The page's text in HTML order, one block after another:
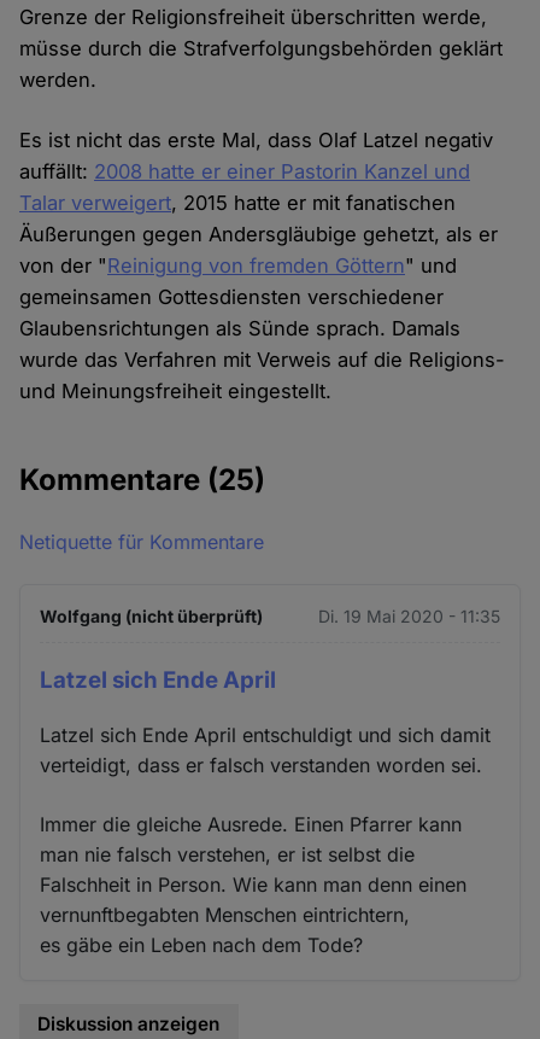
Grenze der Religionsfreiheit überschritten werde,
müsse durch die Strafverfolgungsbehörden geklärt
werden.
Es ist nicht das erste Mal, dass Olaf Latzel negativ
auffällt: 2008 hatte er einer Pastorin Kanzel und
Talar verweigert, 2015 hatte er mit fanatischen
Äußerungen gegen Andersgläubige gehetzt, als er
von der "Reinigung von fremden Göttern" und
gemeinsamen Gottesdiensten verschiedener
Glaubensrichtungen als Sünde sprach. Damals
wurde das Verfahren mit Verweis auf die Religions-
und Meinungsfreiheit eingestellt.
Kommentare (25)
Netiquette für Kommentare
Wolfgang (nicht überprüft) Di. 19 Mai 2020 - 11:35
Latzel sich Ende April
Latzel sich Ende April entschuldigt und sich damit
verteidigt, dass er falsch verstanden worden sei.
Immer die gleiche Ausrede. Einen Pfarrer kann
man nie falsch verstehen, er ist selbst die
Falschheit in Person. Wie kann man denn einen
vernunftbegabten Menschen eintrichtern,
es gäbe ein Leben nach dem Tode?
Diskussion anzeigen